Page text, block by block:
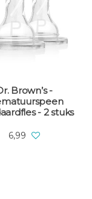
Brown’s -
- 2 stuks
6,99